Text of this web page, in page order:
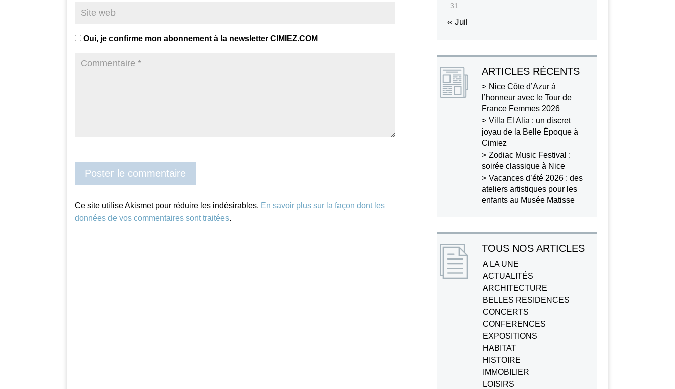
Oui, je confirme mon abonnement à la newsletter CIMIEZ.COM
Ce site utilise Akismet pour réduire les indésirables. En savoir plus sur la façon dont les
données de vos commentaires sont traitées.
31
« Juil
ARTICLES RÉCENTS
Nice Côte d’Azur à
l’honneur avec le Tour de
France Femmes 2026
Villa El Alia : un discret
joyau de la Belle Époque à
Cimiez
Zodiac Music Festival :
soirée classique à Nice
Vacances d’été 2026 : des
ateliers artistiques pour les
enfants au Musée Matisse
TOUS NOS ARTICLES
A LA UNE
ACTUALITÉS
ARCHITECTURE
BELLES RESIDENCES
CONCERTS
CONFERENCES
EXPOSITIONS
HABITAT
HISTOIRE
IMMOBILIER
LOISIRS